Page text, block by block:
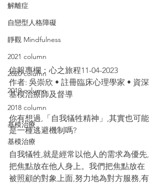
解離症
自戀型人格障礙
靜觀 Mindfulness
2021 column
2020 column
2019 column
2018 column
基模治療
基模治療
信報專欄：心之旅程11-04-2023
作者: 吳崇欣 • 註冊臨床心理學家 • 資深
基模治療師及督導
你有想過,「自我犠牲精神」,其實也可能
是一種逃避機制嗎?
自我犠牲,就是經常以他人的需求為優先,
把焦點放在他人身上。我們把焦點放在
被照顧的對象上面,努力地為對方服務,有